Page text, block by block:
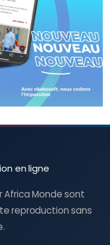
Africa Monde sont
reproduction sans